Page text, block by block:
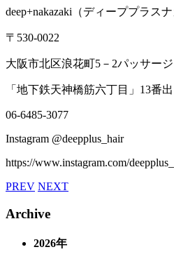
deep+nakazaki（ディーププラスナ
〒530-0022
大阪市北区浪花町5－2パッサー
「地下鉄天神橋筋六丁目」13番
06-6485-3077
Instagram @deepplus_hair
https://www.instagram.com/
PREV NEXT
Archive
2026年